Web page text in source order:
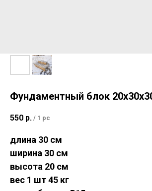
Фундаментный блок
550 р. / 1 pc
длина 30 см
ширина 30 см
высота 20 см
вес 1 шт 45 кг